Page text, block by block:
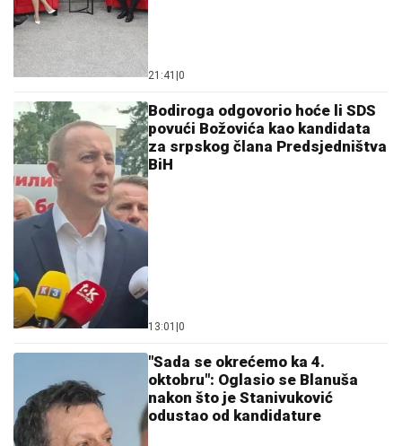
21:41 0
Bodiroga odgovorio hoće li SDS
povući Božovića kao kandidata
za srpskog člana Predsjedništva
BiH
13:01 0
"Sada se okrećemo ka 4.
oktobru": Oglasio se Blanuša
nakon što je Stanivuković
odustao od kandidature